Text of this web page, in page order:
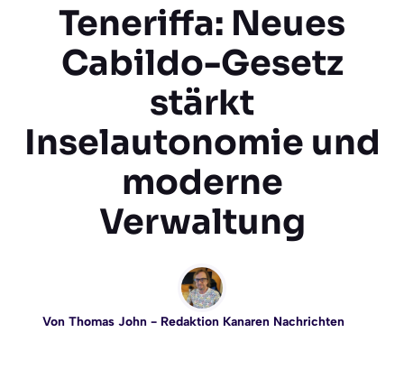
Teneriffa: Neues
Cabildo-Gesetz
stärkt
Inselautonomie und
moderne
Verwaltung
Von Thomas John- Redaktion Kanaren Nachrichten